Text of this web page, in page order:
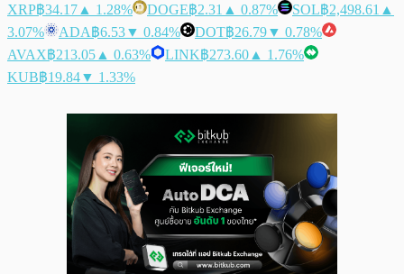
XRP฿34.17 ▲ 1.28% DOGE฿2.31 ▲ 0.87% SOL฿2,498.61 ▲
3.07%
ADA฿6.53▼ 0.84% DOT฿26.79▼ 0.78%
AVAX฿213.05 ▲ 0.63% LINK฿273.60 ▲ 1.76%
KUB฿19.84▼ 1.33%